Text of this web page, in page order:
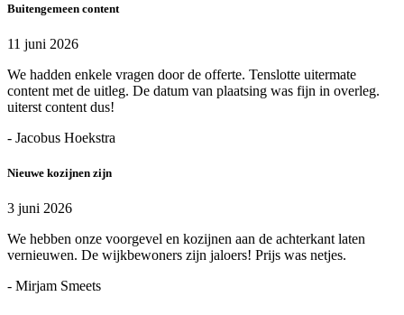
Buitengemeen content
11 juni 2026
We hadden enkele vragen door de offerte. Tenslotte uitermate
content met de uitleg. De datum van plaatsing was fijn in overleg.
uiterst content dus!
- Jacobus Hoekstra
Nieuwe kozijnen zijn
3 juni 2026
We hebben onze voorgevel en kozijnen aan de achterkant laten
vernieuwen. De wijkbewoners zijn jaloers! Prijs was netjes.
- Mirjam Smeets